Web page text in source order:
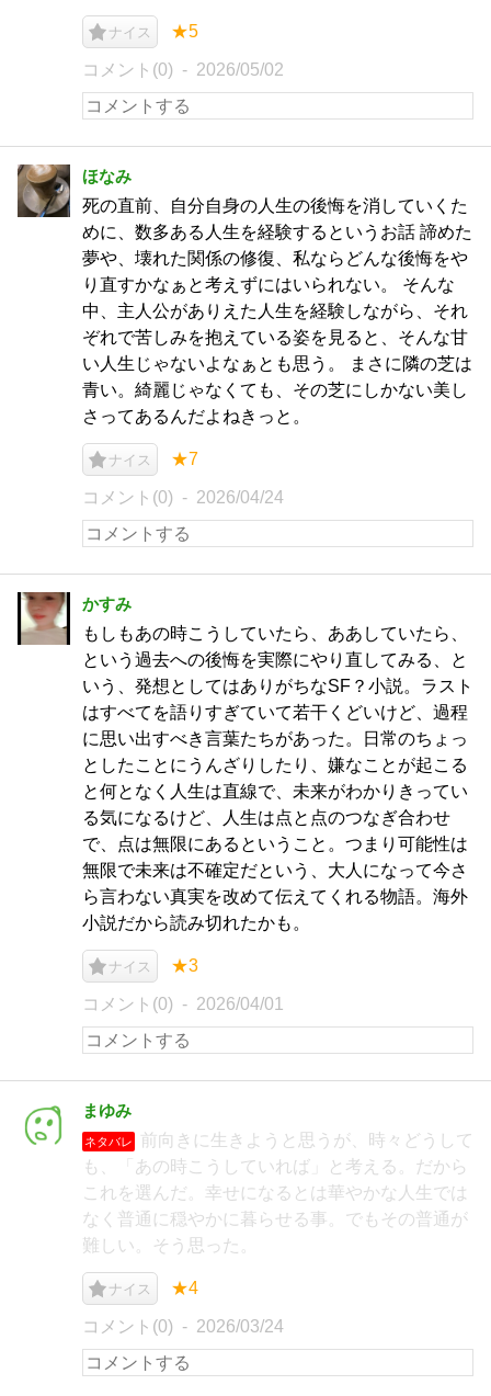
ナイス ★5
コメント(0) 2026/05/02
ほなみ
死の直前、自分自身の人生の後悔を消していくた
めに、数多ある人生を経験するというお話 諦めた
夢や、壊れた関係の修復、私ならどんな後悔をや
り直すかなぁと考えずにはいられない。 そんな
中、主人公がありえた人生を経験しながら、それ
ぞれで苦しみを抱えている姿を見ると、そんな甘
い人生じゃないよなぁとも思う。 まさに隣の芝は
青い。綺麗じゃなくても、その芝にしかない美し
さってあるんだよねきっと。
ナイス ★7
コメント(0) 2026/04/24
かすみ
もしもあの時こうしていたら、ああしていたら、
という過去への後悔を実際にやり直してみる、と
いう、発想としてはありがちなSF？小説。ラスト
はすべてを語りすぎていて若干くどいけど、過程
に思い出すべき言葉たちがあった。日常のちょっ
としたことにうんざりしたり、嫌なことが起こる
と何となく人生は直線で、未来がわかりきってい
る気になるけど、人生は点と点のつなぎ合わせ
で、点は無限にあるということ。つまり可能性は
無限で未来は不確定だという、大人になって今さ
ら言わない真実を改めて伝えてくれる物語。海外
小説だから読み切れたかも。
ナイス ★3
コメント(0) 2026/04/01
まゆみ
ネタバレ
前向きに生きようと思うが、時々どうして
も、「あの時こうしていれば」と考える。だから
これを選んだ。幸せになるとは華やかな人生では
なく普通に穏やかに暮らせる事。でもその普通が
難しい。そう思った。
ナイス ★4
コメント(0) 2026/03/24